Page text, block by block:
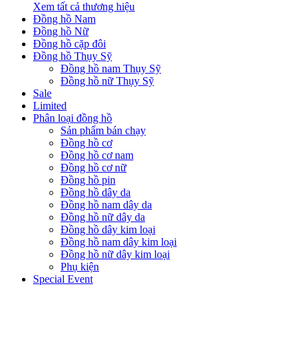
Xem tất cả thương hiệu
Đồng hồ Nam
Đồng hồ Nữ
Đồng hồ cặp đôi
Đồng hồ Thụy Sỹ
Đồng hồ nam Thụy Sỹ
Đồng hồ nữ Thụy Sỹ
Sale
Limited
Phân loại đồng hồ
Sản phẩm bán chạy
Đồng hồ cơ
Đồng hồ cơ nam
Đồng hồ cơ nữ
Đồng hồ pin
Đồng hồ dây da
Đồng hồ nam dây da
Đồng hồ nữ dây da
Đồng hồ dây kim loại
Đồng hồ nam dây kim loại
Đồng hồ nữ dây kim loại
Phụ kiện
Special Event